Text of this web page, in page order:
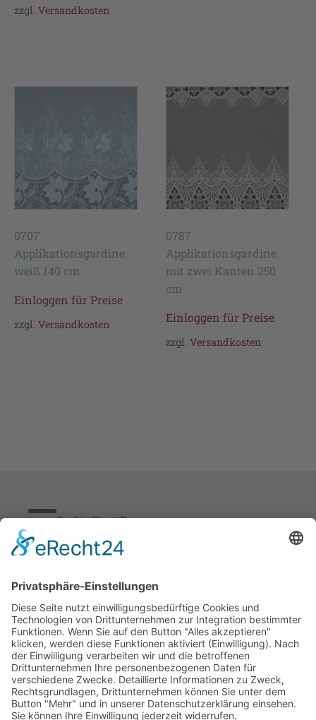
zzgl. Versandkosten
0707
Applikationsgardine
weiß 140 cm
Einloggen für Preise
zzgl. Versandkosten
0787
Applikationsgardine
mit zwei Kanten 250
cm
Einloggen für Preise
zzgl.Versandkosten
Cookie-Einstellungen